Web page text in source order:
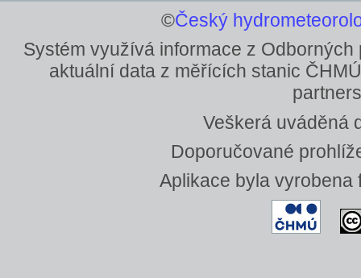
©Český
Systém využívá informace z
aktuální data z měřících stanic
Veškerá uváděná
Doporučované
Aplikace byla vyrobena